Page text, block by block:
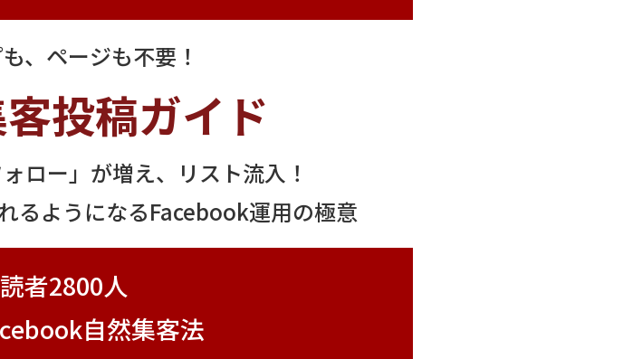
、ページも不要！
投稿ガイド
ロー」が増え、リスト流入！
るようになるFacebook運用の極意
者2800人
自然集客法